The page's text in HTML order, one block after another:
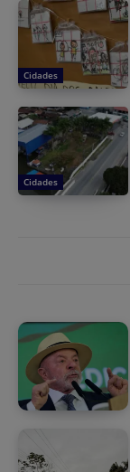
Cidades
Cidades